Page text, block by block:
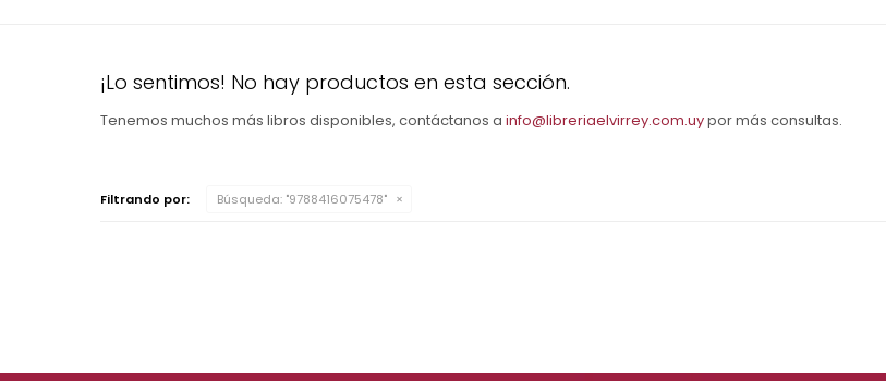
¡Lo sentimos! No hay productos en esta sección.
Tenemos muchos más libros disponibles, contáctanos a info@libreriaelvirrey.com.uypor más consultas.
Filtrando por: Búsqueda: "9788416075478"